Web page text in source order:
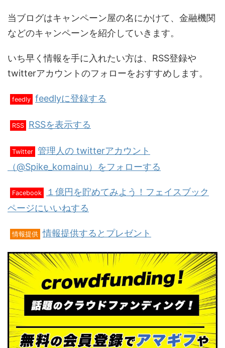
当ブログはキャンペーン屋の名にかけて、金融機関
などのキャンペーンを紹介していきます。
いち早く情報を手に入れたい方は、RSS登録や
twitterアカウントのフォローをおすすめします。
feedly feedlyに登録する
RSS RSSを表示する
Twitter 管理人の twitterアカウント
（@Spike_komainu）をフォローする
Facebook
１億円を貯めてみよう！フェイスブック
ページにいいねする
情報提供 情報提供するとプレゼント